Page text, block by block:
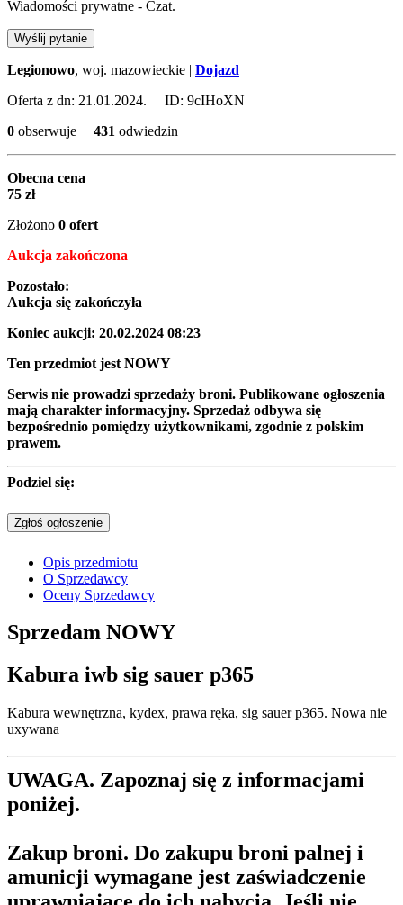
Wiadomości prywatne - Czat.
Wyślij pytanie
Legionowo, woj. mazowieckie | Dojazd
Oferta z dn: 21.01.2024. ID: 9cIHoXN
0 obserwuje | 431 odwiedzin
Obecna cena
75 zł
Złożono 0 ofert
Aukcja zakończona
Pozostało:
Aukcja się zakończyła
Koniec aukcji: 20.02.2024 08:23
Ten przedmiot jest NOWY
Serwis nie prowadzi sprzedaży broni. Publikowane ogłoszenia
mają charakter informacyjny. Sprzedaż odbywa się
bezpośrednio pomiędzy użytkownikami, zgodnie z polskim
prawem.
Podziel się:
Zgłoś ogłoszenie
Opis przedmiotu
O Sprzedawcy
Oceny Sprzedawcy
Sprzedam NOWY
Kabura iwb sig sauer p365
Kabura wewnętrzna, kydex, prawa ręka, sig sauer p365. Nowa nie
uxywana
UWAGA. Zapoznaj się z informacjami
poniżej.
Zakup broni. Do zakupu broni palnej i
amunicji wymagane jest zaświadczenie